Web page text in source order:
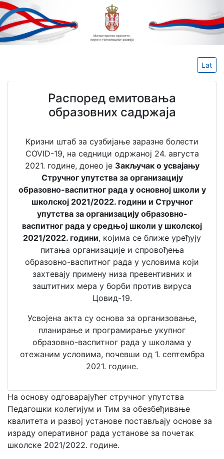
Lat
Распоред емитовања
образовних садржаја
Kризни штаб за сузбијање заразне болести
COVID-19, на седници одржаној 24. августа
2021. године, донео је Закључак о усвајању
Стручног упутства за организацију
образовно-васпитног рада у основној школи у
школској 2021/2022. години и Стручног
упутства за организацију образовно-
васпитног рада у средњој школи у школској
2021/2022. години, којима се ближе уређују
питања организације и спровођења
образовно-васпитног рада у условима који
захтевају примену низа превентивних и
заштитних мера у борби против вируса
Цовид-19.
Усвојена акта су основа за организовање,
планирање и програмирање укупног
образовно-васпитног рада у школама у
отежаним условима, почевши од 1. септембра
2021. године.
На основу одговарајућег стручног упутства
Педагошки колегијум и Тим за обезбеђивање
квалитета и развој установе постављају основе за
израду оперативног рада установе за почетак
школске 2021/2022. године.